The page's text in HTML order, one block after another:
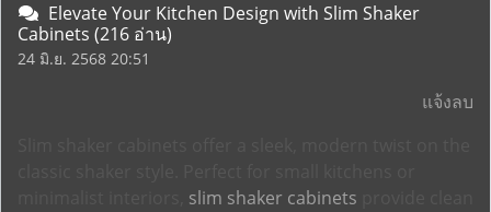
Elevate Your Kitchen Design with Slim Shaker
Cabinets (216 อ่าน)
24 มิ.ย. 2568 20:51
แจ้งลบ
slim shaker cabinets